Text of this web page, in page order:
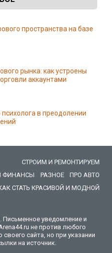
пространства на базе
рынка: как устроены
аккаунтами
в преодолении
СТРОИМ И РЕМОНТИРУЕМ
ФИНАНСЫ РАЗНОЕ
ПРО АВТО
СТАТЬ КРАСИВОЙ И МОДНОЙ
уведомление и
не против любого
сайта, но при указании
на источник.